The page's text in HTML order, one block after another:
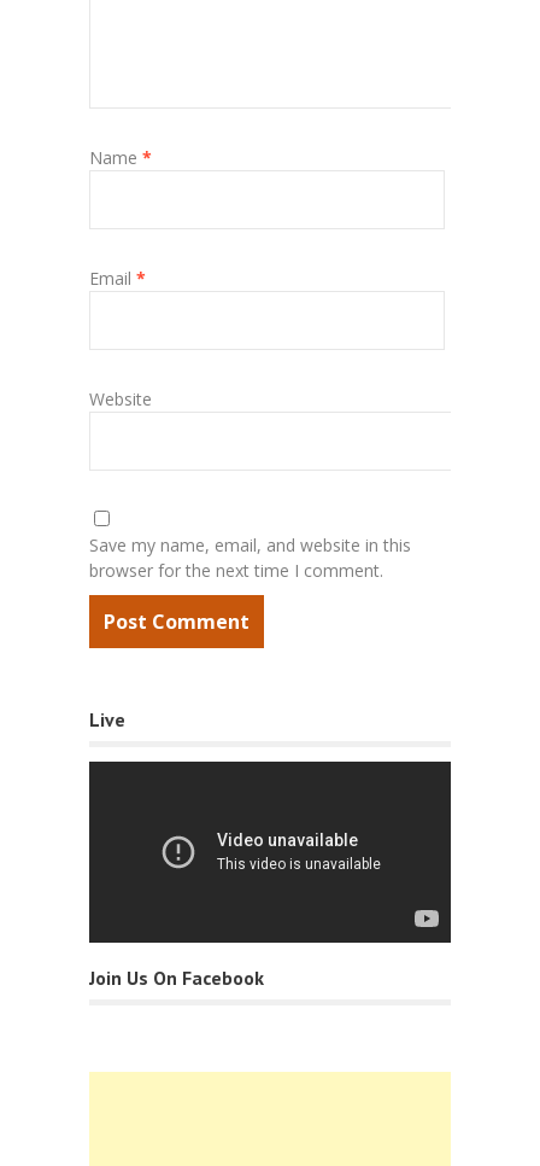
Name *
Email *
Website
Save my name, email, and website in this
browser for the next time I comment.
Live
Join Us On Facebook